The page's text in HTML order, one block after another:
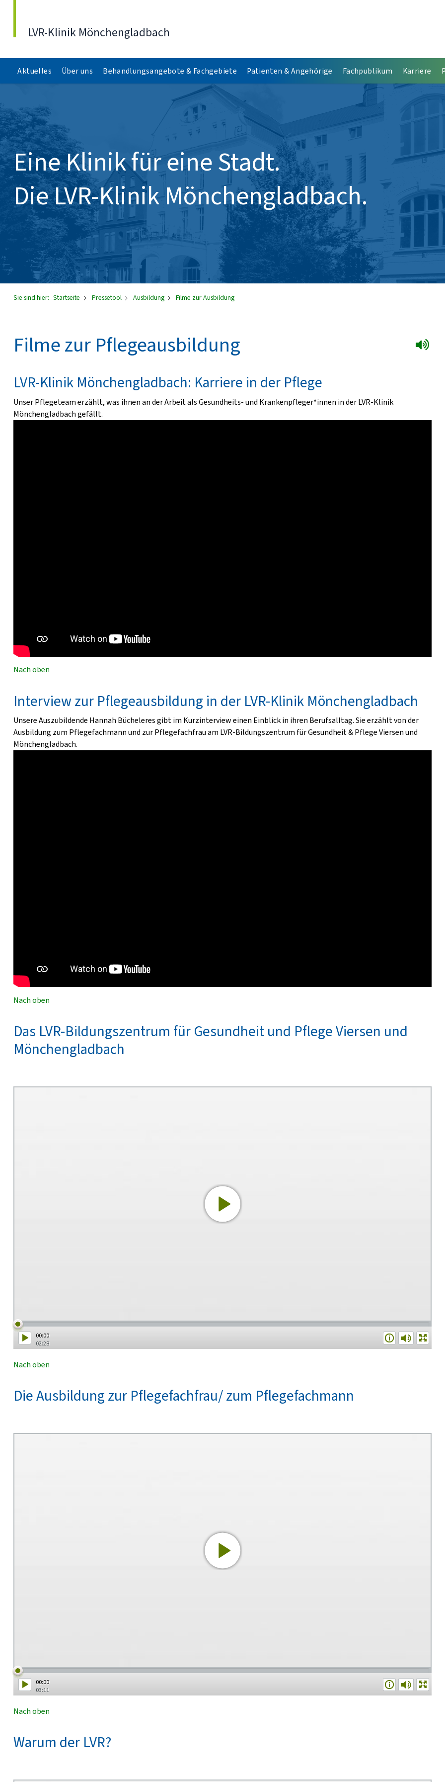
LVR-Klinik Mönchengladbach
Aktuelles Über uns Behandlungsangebote & Fachgebiete Patienten & Angehörige Fachpublikum Karriere
Eine Klinik für eine Stadt.
Die LVR-Klinik Mönchengladbach.
Sie sind hier: Startseite Pressetool Ausbildung Filme zur Ausbildung
Filme zur Pflegeausbildung
LVR-Klinik Mönchengladbach: Karriere in der Pflege
Unser Pflegeteam erzählt, was ihnen an der Arbeit als Gesundheits- und Krankenpfleger*innen in der LVR-Klinik
Mönchengladbach gefällt.
Nach oben
Interview zur Pflegeausbildung in der LVR-Klinik Mönchengladbach
Unsere Auszubildende Hannah Bücheleres gibt im Kurzinterview einen Einblick in ihren Berufsalltag. Sie erzählt von der
Ausbildung zum Pflegefachmann und zur Pflegefachfrau am LVR-Bildungszentrum für Gesundheit & Pflege Viersen und
Mönchengladbach.
Nach oben
Das LVR-Bildungszentrum für Gesundheit und Pflege Viersen und
Mönchengladbach
00:00
02:28
Nach oben
Die Ausbildung zur Pflegefachfrau/ zum Pflegefachmann
00:00
03:11
Nach oben
Warum der LVR?